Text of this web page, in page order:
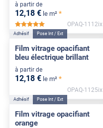
à partir de
12,18 € le m² *
*****
OPAQ-1112ix
Adhésif Pose Int / Ext
Film vitrage opacifiant
bleu électrique brillant
à partir de
12,18 € le m² *
OPAQ-1125ix
Adhésif Pose Int / Ext
Film vitrage opacifiant
orange